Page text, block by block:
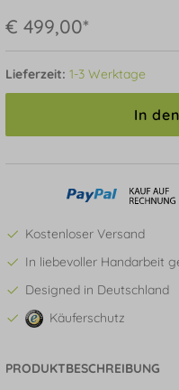
€ 499,00*
Lieferzeit: 1-3 Werktage
In
Kostenloser Versand
In liebevoller Handarbeit
Designed in Deutschland
Käuferschutz
PRODUKTBESCHREIBUNG